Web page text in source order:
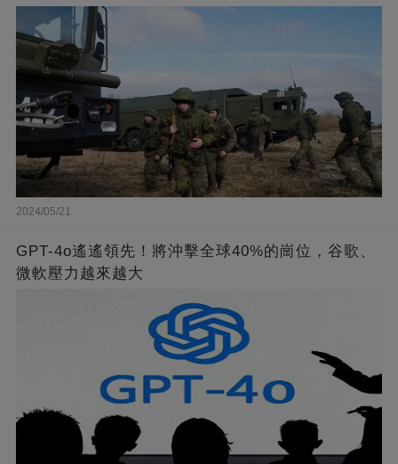
2024/05/21
GPT-4o遙遙領先！將沖擊全球40%的崗位，谷歌、
微軟壓力越來越大